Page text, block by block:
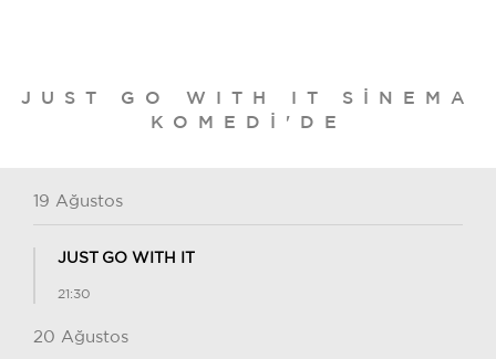
JUST GO WITH IT SINEMA
KOMEDI'DE
19 Ağustos
JUST GO WITH IT
21:30
20 Ağustos